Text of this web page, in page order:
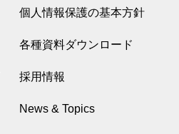
個人情報保護の基本方針
各種資料ダウンロード
採用情報
News & Topics